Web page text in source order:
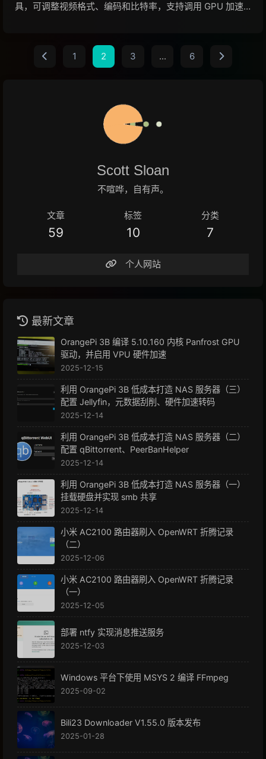
具，可调整视频格式、编码和比特率，支持调用 GPU 加速
界面的图标大小和组件边距优...
1 2 3 ... 6
Scott Sloan
不喧哗，自有声。
文章
59
标签
10
分类
7
个人网站
最新文章
OrangePi 3B 编译 5.10.160 内核 Panfrost GPU
驱动，并启用 VPU 硬件加速
2025-12-15
利用 OrangePi 3B 低成本打造 NAS 服务器（三）
配置 Jellyfin，元数据刮削、硬件加速转码
2025-12-14
利用 OrangePi 3B 低成本打造 NAS 服务器（二）
配置 qBittorrent、PeerBanHelper
2025-12-14
利用 OrangePi 3B 低成本打造 NAS 服务器（一）
挂载硬盘并实现 smb 共享
2025-12-14
小米 AC2100 路由器刷入 OpenWRT 折腾记录
（二）
2025-12-06
小米 AC2100 路由器刷入 OpenWRT 折腾记录
（一）
2025-12-05
部署 ntfy 实现消息推送服务
2025-12-03
Windows 平台下使用 MSYS 2 编译 FFmpeg
2025-09-02
Bili23 Downloader V1.55.0 版本发布
2025-01-28